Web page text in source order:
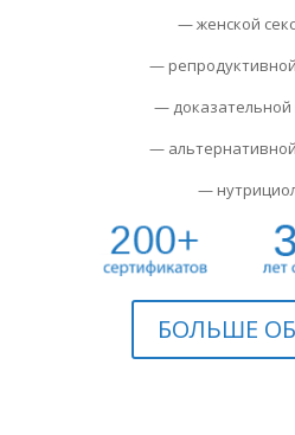
— женской
—
—
—
—
БОЛЬШЕ